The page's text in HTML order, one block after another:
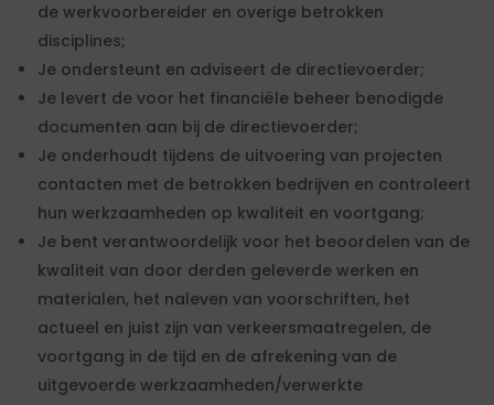
de werkvoorbereider en overige betrokken
disciplines;
Je ondersteunt en adviseert de directievoerder;
Je levert de voor het financiële beheer benodigde
documenten aan bij de directievoerder;
Je onderhoudt tijdens de uitvoering van projecten
contacten met de betrokken bedrijven en controleert
hun werkzaamheden op kwaliteit en voortgang;
Je bent verantwoordelijk voor het beoordelen van de
kwaliteit van door derden geleverde werken en
materialen, het naleven van voorschriften, het
actueel en juist zijn van verkeersmaatregelen, de
voortgang in de tijd en de afrekening van de
uitgevoerde werkzaamheden/verwerkte